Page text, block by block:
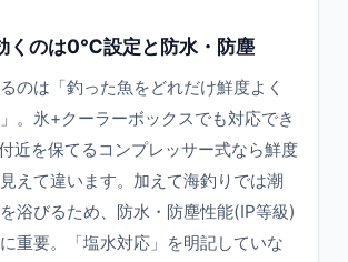
くのは0℃設定と防水・防塵
のは「釣った魚をどれだけ鮮度よく
。氷+クーラーボックスでも対応でき
近を保てるコンプレッサー式なら鮮度
えて違います。加えて海釣りでは潮
浴びるため、防水・防塵性能(IP等級)
重要。「塩水対応」を明記していな